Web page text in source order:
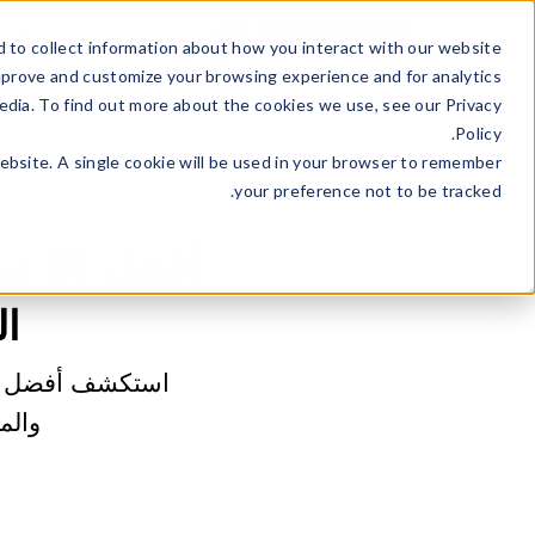
to collect information about how you interact with our website
and customize your browsing experience and for analytics
To find out more about the cookies we use, see our Privacy
Policy.
A single cookie will be used in your browser to remember
your preference not to be tracked.
Sell Online
Type